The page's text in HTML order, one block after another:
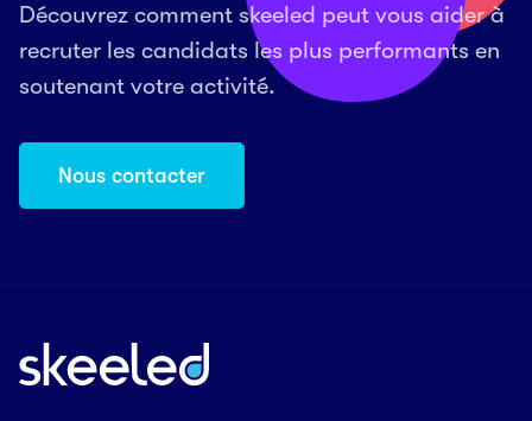
Découvrez comment skeeled peut vous aider à
recruter les candidats les plus performants en
soutenant votre activité.
Nous contacter